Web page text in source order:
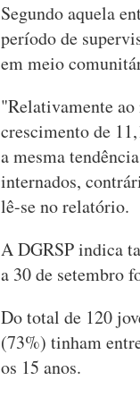
Segundo aquela
período de
em meio
"Relativamente
crescimento de
a mesma
internados,
lê-se no relatório.
A DGRSP indica
a 30 de setembro
Do total de 120
(73%) tinham
os 15 anos.